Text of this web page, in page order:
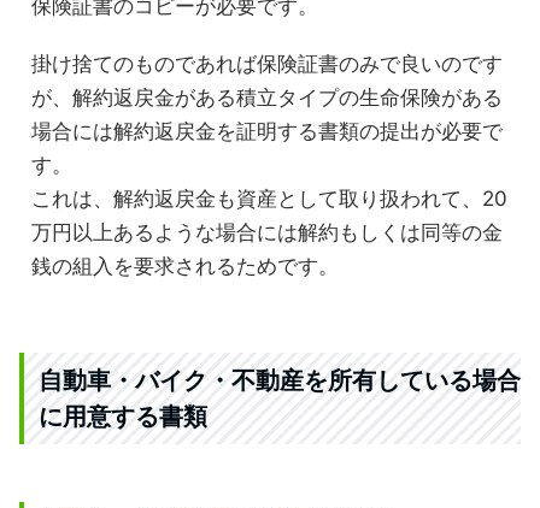
保険証書のコピーが必要です。
掛け捨てのものであれば保険証書のみで良いのです
が、解約返戻金がある積立タイプの生命保険がある
場合には解約返戻金を証明する書類の提出が必要で
す。
これは、解約返戻金も資産として取り扱われて、20
万円以上あるような場合には解約もしくは同等の金
銭の組入を要求されるためです。
自動車・バイク・不動産を所有している場合
に用意する書類